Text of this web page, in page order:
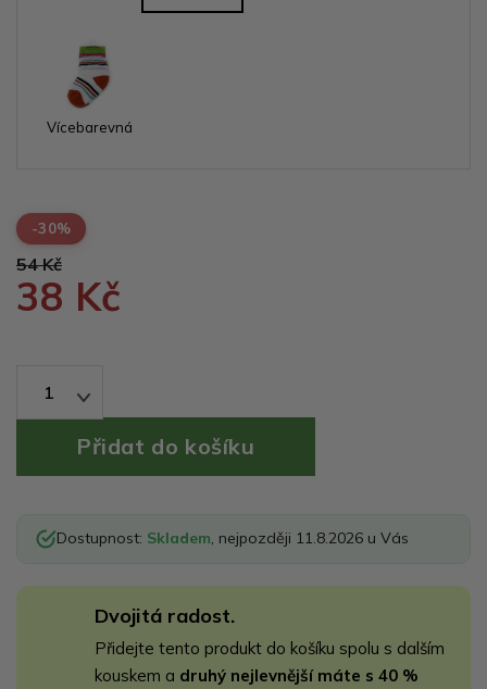
Vícebarevná
-30%
54 Kč
38 Kč
1
Dostupnost: Skladem, nejpozději 11.8.2026 u Vás
Dvojitá radost.
Přidejte tento produkt do košíku spolu s dalším
kouskem a druhý nejlevnější máte s 40 %